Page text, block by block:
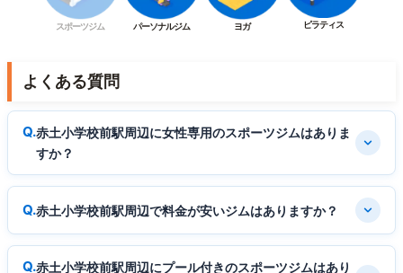
スポーツジム パーソナルジム ヨガ ピラティス
よくある質問
赤土小学校前駅周辺に女性専用のスポーツジムはありま
すか？
赤土小学校前駅周辺で料金が安いジムはありますか？
赤土小学校前駅周辺にプール付きのスポーツジムはあり